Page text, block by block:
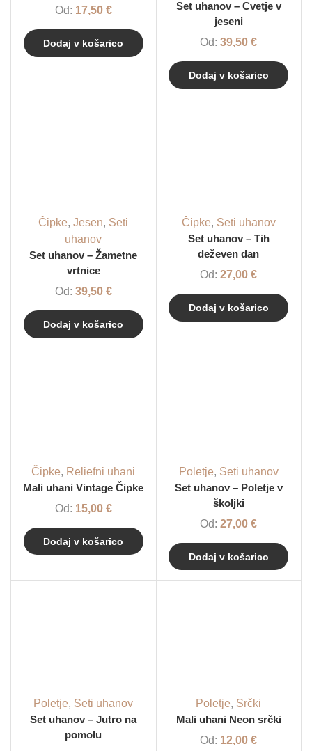
Od: 17,50 €
Dodaj v košarico
Set uhanov – Cvetje v
jeseni
Od:39,50€
Dodaj v košarico
Čipke,Jesen, Seti
uhanov
Set uhanov – Žametne
vrtnice
Od: 39,50 €
Dodaj v košarico
Čipke, Seti uhanov
Set uhanov – Tih
deževen dan
Od:27,00€
Dodaj v košarico
Čipke, Reliefni uhani
Mali uhani Vintage Čipke
Od: 15,00 €
Dodaj v košarico
Poletje, Seti uhanov
Set uhanov – Poletje v
školjki
Od:27,00€
Dodaj v košarico
Poletje, Seti uhanov
Set uhanov – Jutro na
pomolu
Poletje, Srčki
Mali uhani Neon srčki
Od: 12,00€